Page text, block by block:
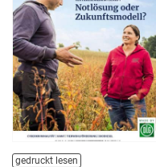
gedruckt lesen